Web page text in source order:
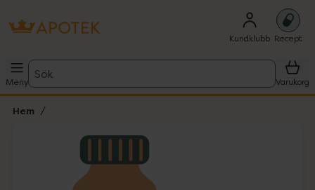
Kundklubb Recept
Meny
Sök
Varukorg
Hem
Lista: . Innehåller 1 objekt.